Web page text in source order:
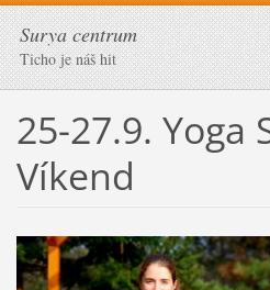
Surya centrum
Ticho je náš hit
25-27.9. Yoga
Víkend